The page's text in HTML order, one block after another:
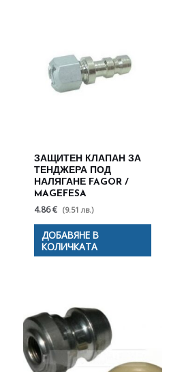
ЗАЩИТЕН КЛАПАН ЗА
ТЕНДЖЕРА ПОД
НАЛЯГАНЕ FAGOR /
MAGEFESA
4.86 € (9.51 лв.)
ДОБАВЯНЕ В
КОЛИЧКАТА